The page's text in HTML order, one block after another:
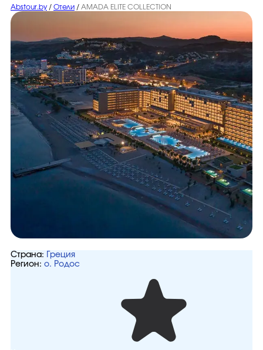
Abstour.by / Отели / AMADA ELITE COLLECTION
Страна:
Греция
Регион: о. Родос